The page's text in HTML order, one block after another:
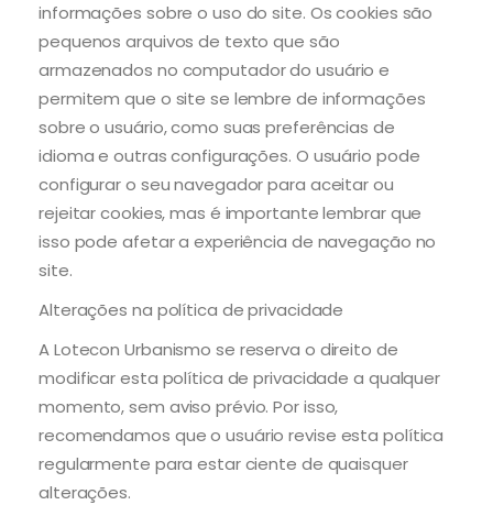
informações sobre o uso do site. Os cookies são
pequenos arquivos de texto que são
armazenados no computador do usuário e
permitem que o site se lembre de informações
sobre o usuário, como suas preferências de
idioma e outras configurações. O usuário pode
configurar o seu navegador para aceitar ou
rejeitar cookies, mas é importante lembrar que
isso pode afetar a experiência de navegação no
site.
Alterações na política de privacidade
A Lotecon Urbanismo se reserva o direito de
modificar esta política de privacidade a qualquer
momento, sem aviso prévio. Por isso,
recomendamos que o usuário revise esta política
regularmente para estar ciente de quaisquer
alterações.